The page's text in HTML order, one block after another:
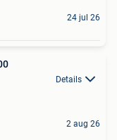
24 jul 26
Details
2 aug 26